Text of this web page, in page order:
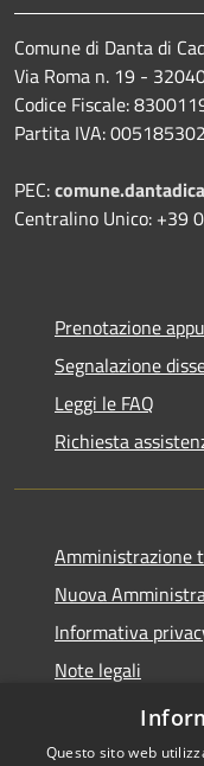
Comune di Danta di
Via Roma n. 19 -
Codice Fiscale:
Partita IVA:
PEC:
Centralino Unico: +39
Prenotazione
Segnalazione
Leggi le FAQ
Richiesta
Amministrazione
Nuova
Informativa
Note legali
Dichiarazione di
Questo sito web